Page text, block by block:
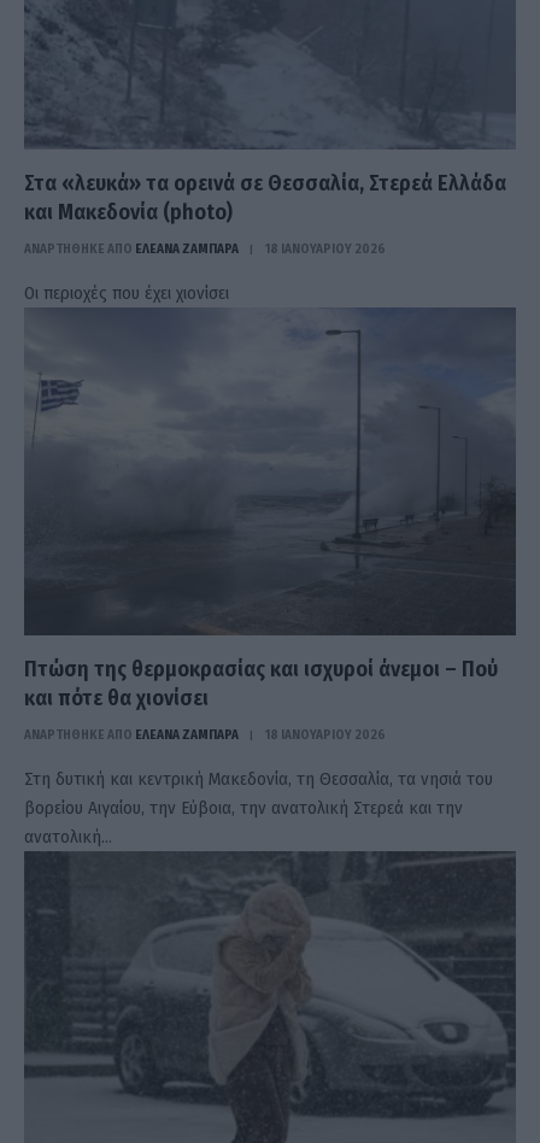
Στα «λευκά» τα ορεινά σε Θεσσαλία, Στερεά Ελλάδα
και Μακεδονία (photo)
ΑΝΑΡΤΗΘΗΚΕ ΑΠΟ ΕΛΕΑΝΑ ΖΑΜΠΑΡΑ 18 ΙΑΝΟΥΑΡΊΟΥ 2026
Οι περιοχές που έχει χιονίσει
Πτώση της θερμοκρασίας και ισχυροί άνεμοι – Πού
και πότε θα χιονίσει
ΑΝΑΡΤΗΘΗΚΕ ΑΠΟ ΕΛΕΑΝΑ ΖΑΜΠΑΡΑ 18 ΙΑΝΟΥΑΡΊΟΥ 2026
Στη δυτική και κεντρική Μακεδονία, τη Θεσσαλία, τα νησιά του
βορείου Αιγαίου, την Εύβοια, την ανατολική Στερεά και την
ανατολική…